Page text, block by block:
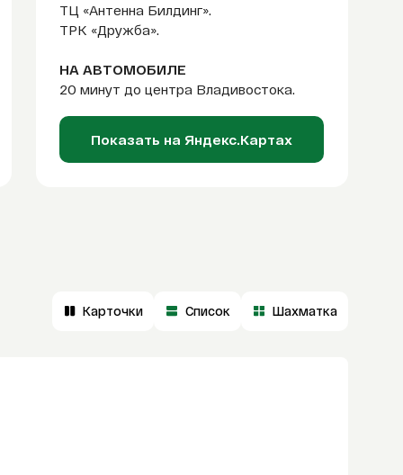
ТЦ «Антенна Билдинг».
ТРК «Дружба».
НА АВТОМОБИЛЕ
20 минут до центра Владивостока.
Показать на Яндекс.Картах
Карточки Список Шахматка